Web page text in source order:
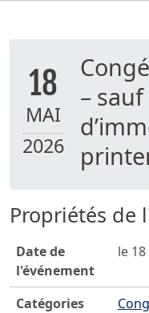
18
MAI
2026
– sauf
Propriétés de
Date de
l'événement
le
Catégories